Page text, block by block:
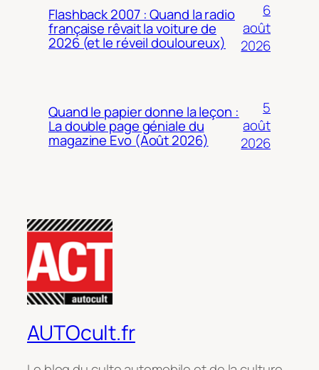
Flashback 2007 : Quand la radio
française rêvait la voiture de
2026 (et le réveil douloureux)
6
août
2026
Quand le papier donne la leçon :
La double page géniale du
magazine Evo (Août 2026)
5
août
2026
AUTOcult.fr